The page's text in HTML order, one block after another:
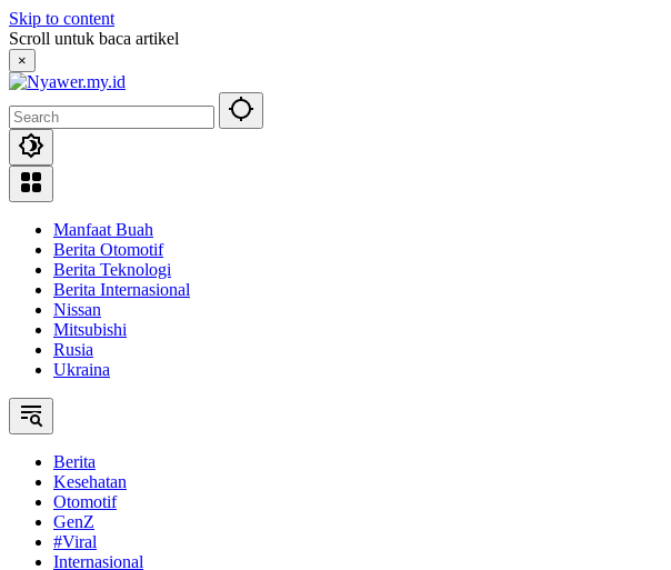
Skip to content
Scroll untuk baca artikel
×
Manfaat Buah
Berita Otomotif
Berita Teknologi
Berita Internasional
Nissan
Mitsubishi
Rusia
Ukraina
Berita
Kesehatan
Otomotif
GenZ
#Viral
Internasional